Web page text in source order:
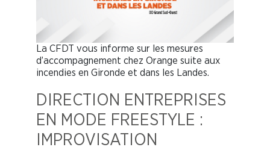
La CFDT vous informe sur les mesures
d’accompagnement chez Orange suite aux
incendies en Gironde et dans les Landes.
DIRECTION ENTREPRISES
EN MODE FREESTYLE :
IMPROVISATION